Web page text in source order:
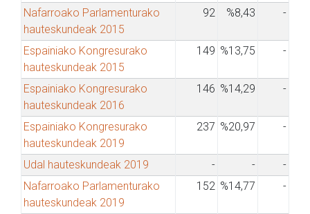
Nafarroako Parlamenturako
hauteskundeak 2015
92 %8,43 -
Espainiako Kongresurako
hauteskundeak 2015
149 %13,75 -
Espainiako Kongresurako
hauteskundeak 2016
146 %14,29 -
Espainiako Kongresurako
hauteskundeak 2019
237 %20,97 -
Udal hauteskundeak 2019 - -
-
Nafarroako Parlamenturako
hauteskundeak 2019
152 %14,77 -